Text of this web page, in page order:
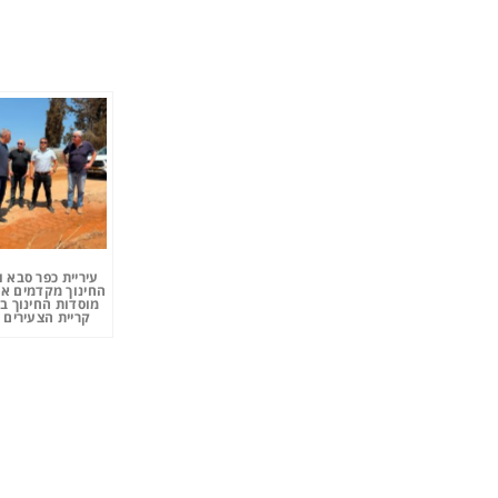
עיריית כפר
החינוך מקדמים
מוסדות החינוך
קריית